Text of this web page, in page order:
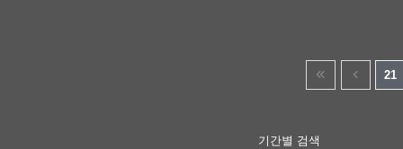
21
기간별 검색